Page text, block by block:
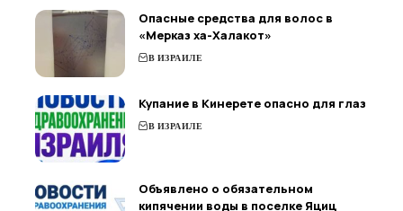
Опасные средства для волос в
«Мерказ ха-Халакот»
В ИЗРАИЛЕ
Купание в Кинерете опасно для глаз
В ИЗРАИЛЕ
Объявлено о обязательном
кипячении воды в поселке Яциц